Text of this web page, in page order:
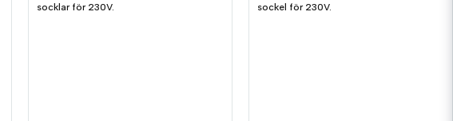
socklar för 230V.
sockel för 230V.